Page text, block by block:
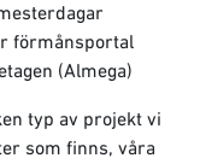
förmånsportal
(Almega)
typ av projekt vi
som finns, våra